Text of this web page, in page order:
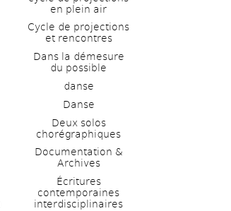
en plein air
Cycle de projections
et rencontres
Dans la démesure
du possible
danse
Danse
Deux solos
chorégraphiques
Documentation &
Archives
Écritures
contemporaines
interdisciplinaires